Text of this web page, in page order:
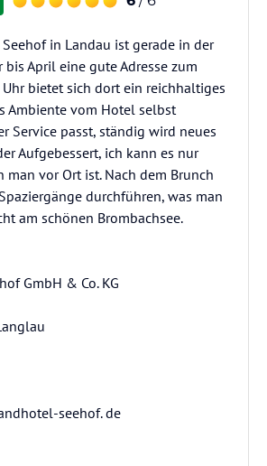
in Landau ist gerade in der
April eine gute Adresse zum
Uhr bietet sich dort ein reichhaltiges
Ambiente vom Hotel selbst
Service passt, ständig wird neues
Aufgebessert, ich kann es nur
vor Ort ist. Nach dem Brunch
durchführen, was man
am schönen Brombachsee.
GmbH & Co. KG
seehof. de